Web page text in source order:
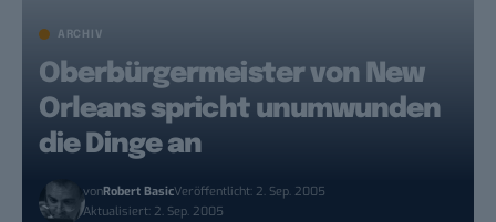
ARCHIV
Oberbürgermeister von New
Orleans spricht unumwunden
die Dinge an
vonRobert BasicVeröffentlicht: 2. Sep. 2005
Aktualisiert: 2. Sep. 2005